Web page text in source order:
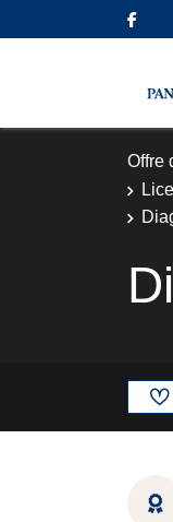
Offre